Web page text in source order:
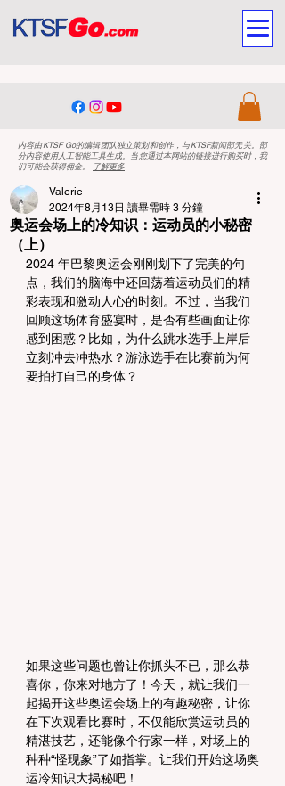
内容由KTSF Go的编辑团队独立策划和创作，与KTSF新闻部无关。部
分内容使用人工智能工具生成。当您通过本网站的链接进行购买时，我
们可能会获得佣金。
了解更多
奥运会场上的冷知识：运动员的小秘密
（上）
Valerie
2024年8月13日 讀畢需時 3 分鐘
2024 年巴黎奥运会刚刚划下了完美的句
点，我们的脑海中还回荡着运动员们的精
彩表现和激动人心的时刻。不过，当我们
回顾这场体育盛宴时，是否有些画面让你
感到困惑？比如，为什么跳水选手上岸后
立刻冲去冲热水？游泳选手在比赛前为何
要拍打自己的身体？
如果这些问题也曾让你抓头不已，那么恭
喜你，你来对地方了！今天，就让我们一
起揭开这些奥运会场上的有趣秘密，让你
在下次观看比赛时，不仅能欣赏运动员的
精湛技艺，还能像个行家一样，对场上的
种种“怪现象”了如指掌。让我们开始这场奥
运冷知识大揭秘吧！